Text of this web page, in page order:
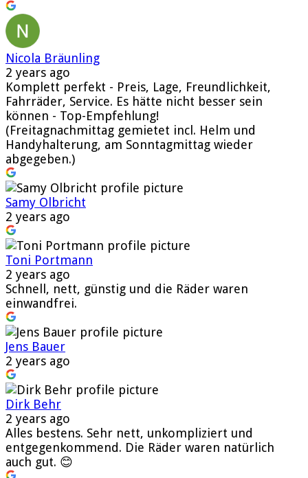
Nicola Bräunling
2 years ago
Komplett perfekt - Preis, Lage, Freundlichkeit,
Fahrräder, Service. Es hätte nicht besser sein
können - Top-Empfehlung!
(Freitagnachmittag gemietet incl. Helm und
Handyhalterung, am Sonntagmittag wieder
abgegeben.)
Samy Olbricht
2 years ago
Toni Portmann
2 years ago
Schnell, nett, günstig und die Räder waren
einwandfrei.
Jens Bauer
2 years ago
Dirk Behr
2 years ago
Alles bestens. Sehr nett, unkompliziert und
entgegenkommend. Die Räder waren natürlich
auch gut. 😊